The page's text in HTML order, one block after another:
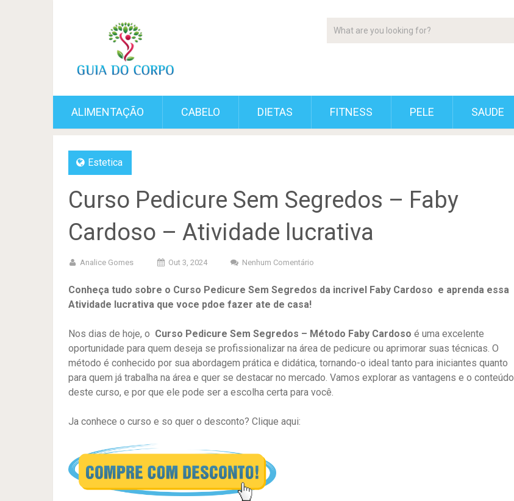
ALIMENTAÇÃO CABELO DIETAS FITNESS PELE SAUDE
Estetica
Curso Pedicure Sem Segredos – Faby
Cardoso – Atividade lucrativa
Analice Gomes Out 3, 2024 Nenhum Comentário
Conheça tudo sobre o Curso Pedicure Sem Segredos da incrivel Faby Cardoso e aprenda essa
Atividade lucrativa que voce pdoe fazer ate de casa!
Nos dias de hoje, o Curso Pedicure Sem Segredos – Método Faby Cardoso é uma excelente
oportunidade para quem deseja se profissionalizar na área de pedicure ou aprimorar suas técnicas. O
método é conhecido por sua abordagem prática e didática, tornando-o ideal tanto para iniciantes quanto
para quem já trabalha na área e quer se destacar no mercado. Vamos explorar as vantagens e o conteúdo
deste curso, e por que ele pode ser a escolha certa para você.
Ja conhece o curso e so quer o desconto? Clique aqui: